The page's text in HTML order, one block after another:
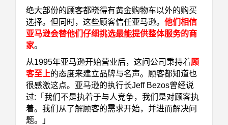
绝大部份的顾客都晓得有黄金购物车以外的购买
选择。但同时，这些顾客信任亚马逊。 他们相信
亚马逊会替他们仔细挑选最能提供整体服务的商
家。
从1995年亚马逊开始营业后，这间公司秉持着顾
客至上的态度来建立品牌与名声。顾客都知道也
很感激这点。亚马逊的执行长Jeff Bezos曾经说
过:「我们不是执着于与人竞争，我们是对顾客执
着。我们从了解顾客的需求开始，并进而解决问
题。」